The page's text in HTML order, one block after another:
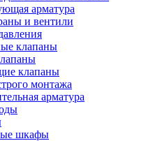
арматура
и вентили
клапаны
клапаны
монтажа
арматура
шкафы